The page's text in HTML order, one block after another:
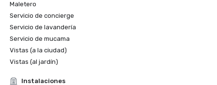
Maletero
Servicio de concierge
Servicio de lavandería
Servicio de mucama
Vistas (a la ciudad)
Vistas (al jardín)
Instalaciones